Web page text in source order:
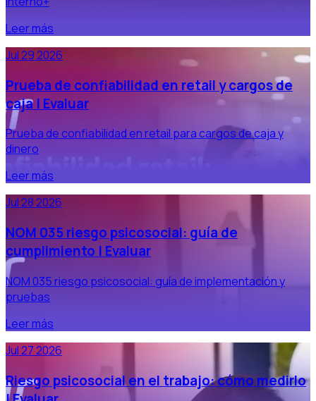
Leer más
Jul 29 2026
Prueba de confiabilidad en retail y cargos de
caja | Evaluar
Prueba de confiabilidad en retail para cargos de caja y
dinero
Leer más
Jul 28 2026
NOM 035 riesgo psicosocial: guía de
cumplimiento | Evaluar
NOM 035 riesgo psicosocial: guía de implementación y
pruebas
Leer más
Jul 27 2026
Riesgo psicosocial en el trabajo: cómo medirlo